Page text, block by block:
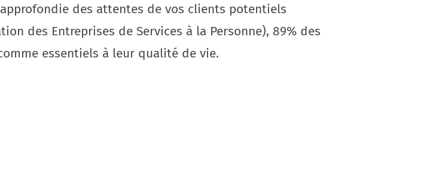
des attentes de vos clients potentiels
des Entreprises de Services à la Personne), 89% des
essentiels à leur qualité de vie.